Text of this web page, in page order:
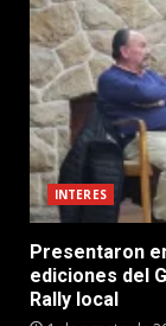
INTERES
Presentaron
ediciones del
Rally local